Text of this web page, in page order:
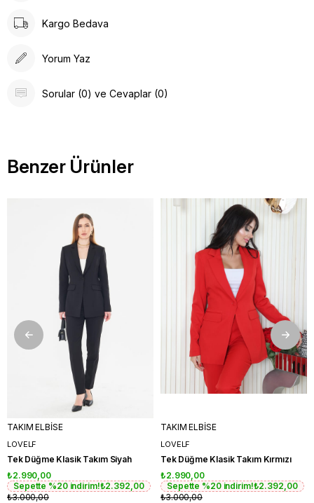
Kargo Bedava
Yorum Yaz
Sorular (0) ve Cevaplar (0)
Benzer Ürünler
TAKIM ELBİSE
LOVELF
Tek Düğme Klasik Takım Siyah
₺2.990,00
Sepette %20 indirim!₺2.392,00
₺3.000,00
TAKIM ELBİSE
LOVELF
Tek Düğme Klasik Takım Kırmızı
₺2.990,00
Sepette %20 indirim!₺2.392,00
₺3.000,00